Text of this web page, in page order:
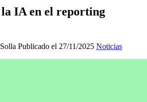
IA en el reporting
Publicado el 27/11/2025 Noticias